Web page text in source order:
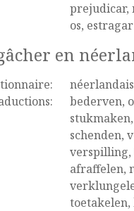
prejudicar,
os,
en
néerlandais
bederven,
schenden,
verspilling,
afraffelen,
toetakelen,